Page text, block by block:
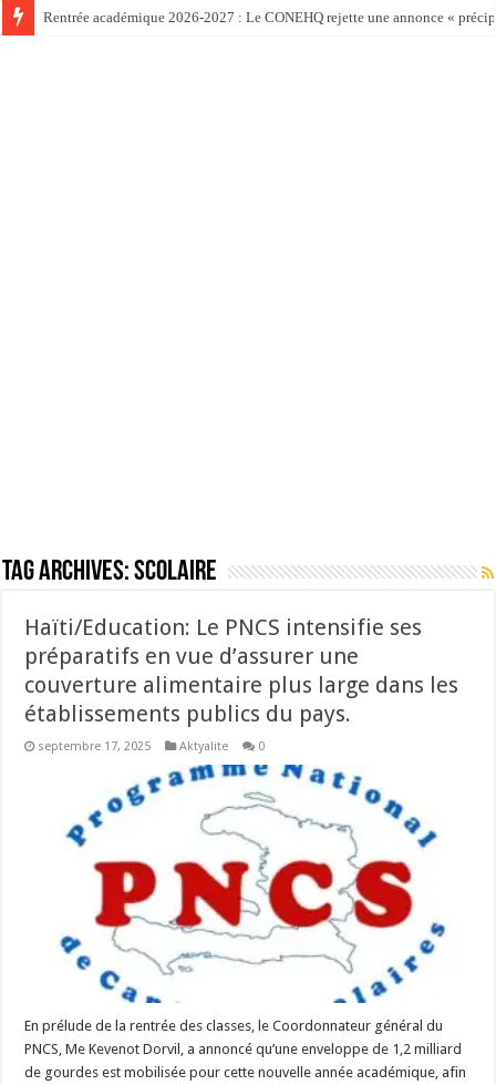
Rentrée académique 2026-2027 : Le CONEHQ rejette une annonce «
Tag Archives:Scolaire
Haïti/Education: Le PNCS intensifie ses
préparatifs en vue d’assurer une
couverture alimentaire plus large dans les
établissements publics du pays.
septembre 17, 2025 Aktyalite 0
En prélude de la rentrée des classes, le Coordonnateur général du
PNCS, Me Kevenot Dorvil, a annoncé qu’une enveloppe de 1,2 milliard
de gourdes est mobilisée pour cette nouvelle année académique, afin